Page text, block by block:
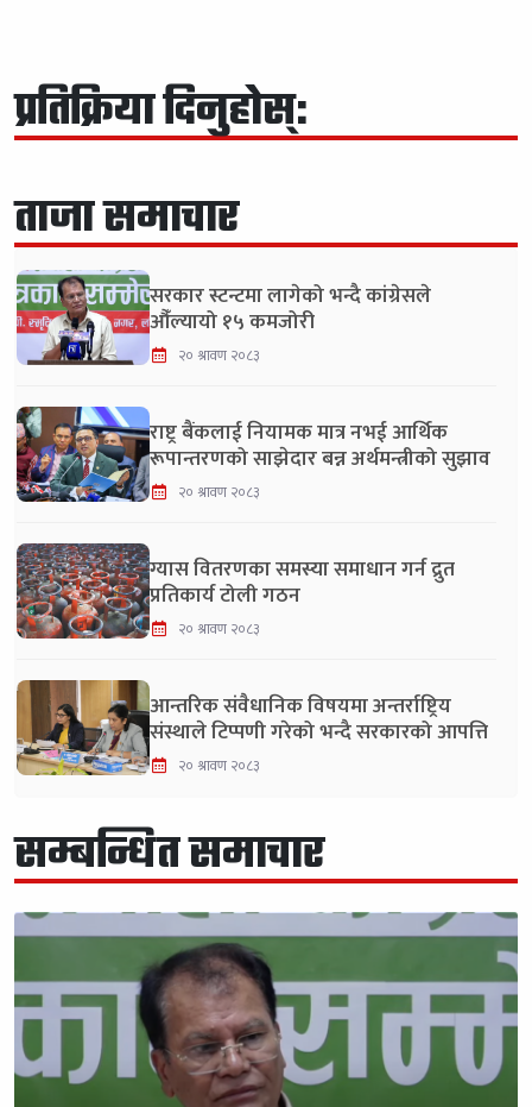
प्रतिक्रिया दिनुहोस्:
ताजा समाचार
सरकार स्टन्टमा लागेको भन्दै कांग्रेसले
औँल्यायो १५ कमजोरी
२० श्रावण २०८३
राष्ट्र बैंकलाई नियामक मात्र नभई आर्थिक
रूपान्तरणको साझेदार बन्न अर्थमन्त्रीको सुझाव
२० श्रावण २०८३
ग्यास वितरणका समस्या समाधान गर्न द्रुत
प्रतिकार्य टोली गठन
२० श्रावण २०८३
आन्तरिक संवैधानिक विषयमा अन्तर्राष्ट्रिय
संस्थाले टिप्पणी गरेको भन्दै सरकारको आपत्ति
२० श्रावण २०८३
सम्बन्धित समाचार